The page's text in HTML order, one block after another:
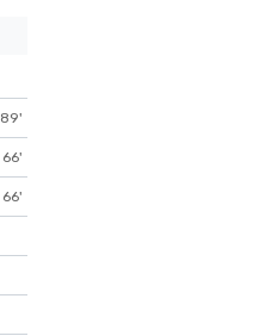
89'
66'
66'